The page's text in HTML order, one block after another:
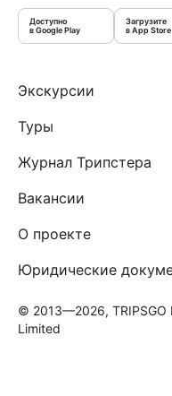
Доступно
в Google Play
Загрузите
в App Store
Экскурсии
Туры
Журнал Трипстера
Вакансии
О проекте
Юридические
© 2013—2026, TRIPSGO
Limited